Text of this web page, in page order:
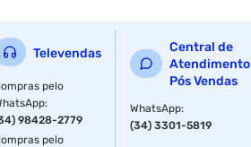
Super Áudio CD
Deep Color até 48bit
xvYCC
Televendas
pelo
:
98428-2779
pelo
Central de
Atendimento
Pós Vendas
WhatsApp:
(34) 3301-5819